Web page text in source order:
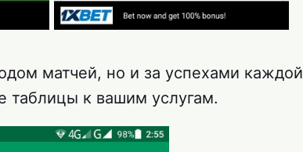
матчей, но и за успехами каждой
таблицы к вашим услугам.